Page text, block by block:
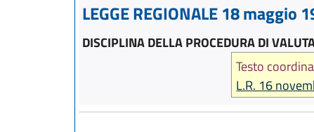
LEGGE REGIONALE 18 maggio
DISCIPLINA DELLA PROCEDURA DI
Testo
L.R. 16